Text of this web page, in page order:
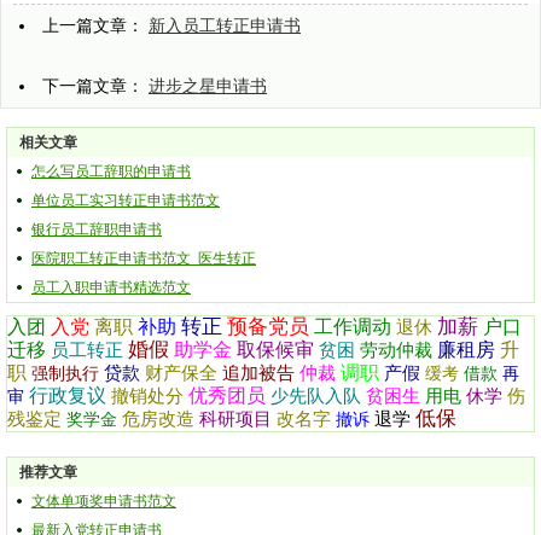
上一篇文章： 新入员工转正申请书
下一篇文章： 进步之星申请书
相关文章
怎么写员工辞职的申请书
单位员工实习转正申请书范文
银行员工辞职申请书
医院职工转正申请书范文_医生转正
员工入职申请书精选范文
入团 入党 离职 补助 转正 预备党员 工作调动 退休 加薪 户口
迁移 员工转正 婚假 助学金 取保候审 贫困 劳动仲裁 廉租房 升
职 强制执行 贷款 财产保全 追加被告 仲裁 调职 产假 缓考 借款 再
审 行政复议 撤销处分 优秀团员 少先队入队 贫困生 用电 休学 伤
残鉴定 奖学金 危房改造 科研项目 改名字 撤诉 退学 低保
推荐文章
文体单项奖申请书范文
最新入党转正申请书